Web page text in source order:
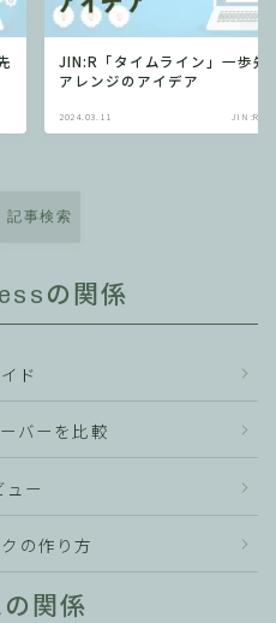
JIN:R「タイムライン」一歩先
アレンジのアイデア
2024.03.11 JIN:Rの
記事検索
の関係
ド
バーを比較
ー
の作り方
関係